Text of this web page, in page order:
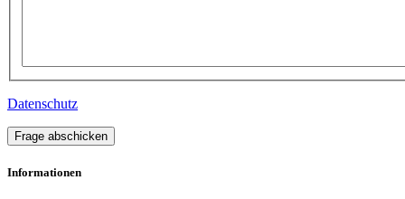
Datenschutz
Frage abschicken
Informationen